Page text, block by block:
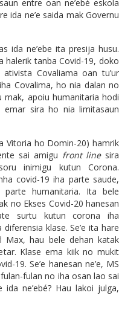
entre oan ne’ebé eskola
ida ne’e saida mak Governu
ida ne’ebe ita presija husu.
halerik tanba Covid-19, doko
Covaliama oan tu’ur
Covalima, ho nia dalan no
mak, apoiu humanitaria hodi
emar sira ho nia limitasaun
Vitoria ho Domin-20) hamrik
sai amigu front linesira
inimigu kutun Corona.
covid-19 iha parte saude,
parte humanitaria. Ita bele
no Ekses Covid-20 hanesan
surtu kutun corona iha
klase. Se’e ita hare
Max, hau bele dehan katak
Klase ema kiik no mukit
19. Se’e hanesan ne’e, MS
fulan no iha osan lao sai
ne’ebé? Hau lakoi julga,